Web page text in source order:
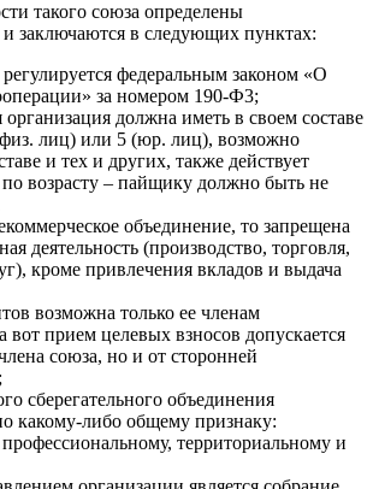
такого союза определены
и заключаются в следующих пунктах:
регулируется федеральным законом «О
за номером 190-Ф3;
организация должна иметь в своем составе
лиц) или 5 (юр. лиц), возможно
и тех и других, также действует
возрасту – пайщику должно быть не
объединение, то запрещена
деятельность (производство, торговля,
кроме привлечения вкладов и выдача
возможна только ее членам
прием целевых взносов допускается
союза, но и от сторонней
сберегательного объединения
какому-либо общему признаку:
профессиональному, территориальному и